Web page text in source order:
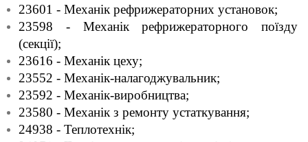
23601 - Механік рефрижераторних установок;
23598 - Механік рефрижераторного поїзду
(секції);
23616 - Механік цеху;
23552 - Механік-налагоджувальник;
23592 - Механік-виробництва;
23580 - Механік з ремонту устаткування;
24938 - Теплотехнік;